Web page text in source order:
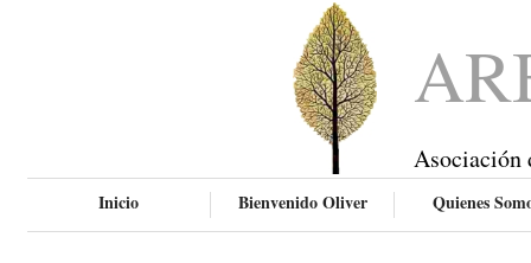
Asociación
Inicio Bienvenido Oliver Quienes